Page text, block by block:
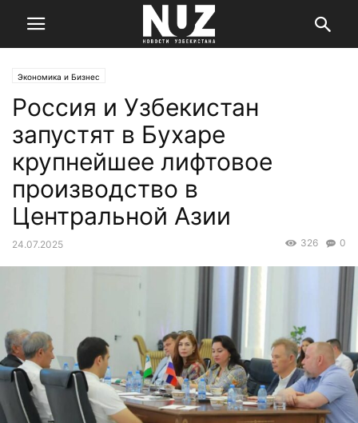
Экономика и Бизнес
Россия и Узбекистан
запустят в Бухаре
крупнейшее лифтовое
производство в
Центральной Азии
24.07.2025 0
326